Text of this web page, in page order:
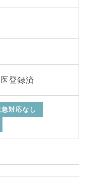
登録済
急対応なし